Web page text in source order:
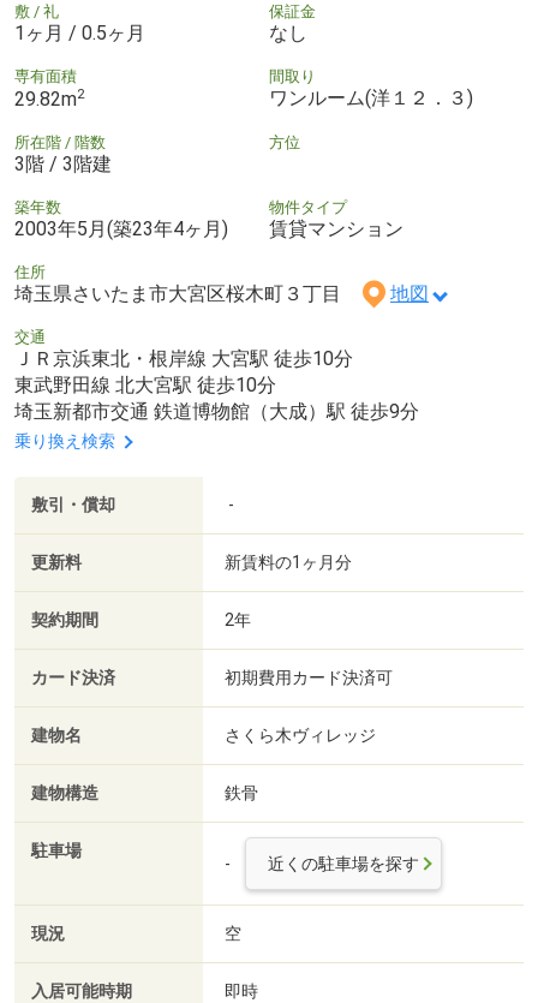
敷 / 礼
1ヶ月 / 0.5ヶ月
保証金
なし
専有面積
29.82m2
間取り
ワンルーム(洋１２．３)
所在階 / 階数
3階 / 3階建
方位
築年数
2003年5月(築23年4ヶ月)
物件タイプ
賃貸マンション
住所
埼玉県さいたま市大宮区桜木町３丁目 地図
交通
ＪＲ京浜東北・根岸線 大宮駅 徒歩10分
東武野田線 北大宮駅 徒歩10分
埼玉新都市交通 鉄道博物館（大成）駅 徒歩9分
乗り換え検索
敷引・償却 -
更新料 新賃料の1ヶ月分
契約期間 2年
カード決済 初期費用カード決済可
建物名 さくら木ヴィレッジ
建物構造 鉄骨
駐車場
- 近くの駐車場を探す
現況 空
入居可能時期 即時